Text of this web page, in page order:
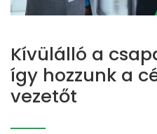
Kívülálló a
így hozzunk a
vezetőt